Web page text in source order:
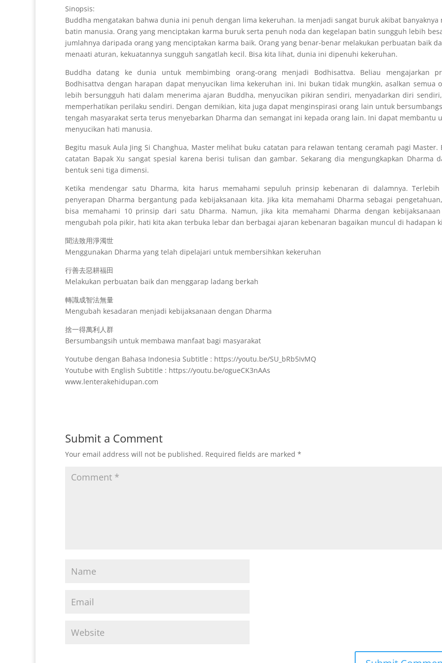
Sinopsis:
Buddha mengatakan bahwa dunia ini penuh dengan lima kekeruhan. Ia menjadi sangat buruk akibat banyaknya
batin manusia. Orang yang menciptakan karma buruk serta penuh noda dan kegelapan batin sungguh lebih
jumlahnya daripada orang yang menciptakan karma baik. Orang yang benar-benar melakukan perbuatan baik
menaati aturan, kekuatannya sungguh sangatlah kecil. Bisa kita lihat, dunia ini dipenuhi kekeruhan.
Buddha datang ke dunia untuk membimbing orang-orang menjadi Bodhisattva. Beliau mengajarkan
Bodhisattva dengan harapan dapat menyucikan lima kekeruhan ini. Ini bukan tidak mungkin, asalkan semua
lebih bersungguh hati dalam menerima ajaran Buddha, menyucikan pikiran sendiri, menyadarkan diri
memperhatikan perilaku sendiri. Dengan demikian, kita juga dapat menginspirasi orang lain untuk
tengah masyarakat serta terus menyebarkan Dharma dan semangat ini kepada orang lain. Ini dapat membantu
menyucikan hati manusia.
Begitu masuk Aula Jing Si Changhua, Master melihat buku catatan para relawan tentang ceramah pagi Master.
catatan Bapak Xu sangat spesial karena berisi tulisan dan gambar. Sekarang dia mengungkapkan Dharma
bentuk seni tiga dimensi.
Ketika mendengar satu Dharma, kita harus memahami sepuluh prinsip kebenaran di dalamnya.
penyerapan Dharma bergantung pada kebijaksanaan kita. Jika kita memahami Dharma sebagai
bisa memahami 10 prinsip dari satu Dharma. Namun, jika kita memahami Dharma dengan
mengubah pola pikir, hati kita akan terbuka lebar dan berbagai ajaran kebenaran bagaikan muncul di hadapan
聞法致用淨濁世
Menggunakan Dharma yang telah dipelajari untuk membersihkan kekeruhan
行善去惡耕福田
Melakukan perbuatan baik dan menggarap ladang berkah
轉識成智法無量
Mengubah kesadaran menjadi kebijaksanaan dengan Dharma
捨一得萬利人群
Bersumbangsih untuk membawa manfaat bagi masyarakat
Youtube dengan Bahasa Indonesia Subtitle : https://youtu.be/SU_bRb5IvMQ
Youtube with English Subtitle : https://youtu.be/ogueCK3nAAs
www.lenterakehidupan.com
Submit a Comment
Your email address will not be published. Required fields are marked *